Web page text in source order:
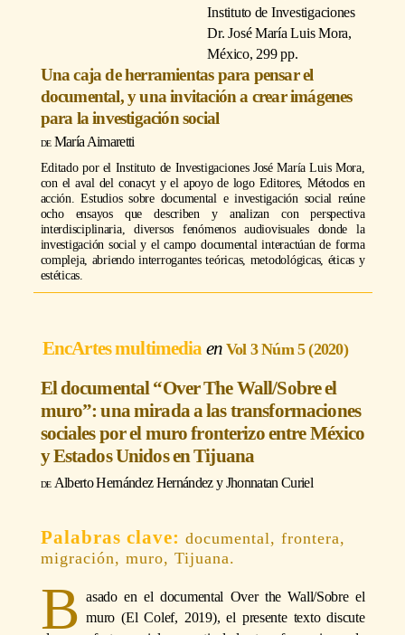
Instituto de Investigaciones
Dr. José María Luis Mora,
México, 299 pp.
Una caja de herramientas para pensar el
documental, y una invitación a crear imágenes
para la investigación social
María Aimaretti
Editado por el Instituto de Investigaciones José María Luis Mora,
con el aval del conacyt y el apoyo de logo Editores, Métodos en
acción. Estudios sobre documental e investigación social reúne
ocho ensayos que describen y analizan con perspectiva
interdisciplinaria, diversos fenómenos audiovisuales donde la
investigación social y el campo documental interactúan de forma
compleja, abriendo interrogantes teóricas, metodológicas, éticas y
estéticas.
EncArtes multimedia Vol 3 Núm 5 (2020)
El documental “Over The Wall/Sobre el
muro”: una mirada a las transformaciones
sociales por el muro fronterizo entre México
y Estados Unidos en Tijuana
Alberto Hernández HernándezyJhonnatan Curiel
documental, frontera,
migración, muro, Tijuana.
B asado en el documental Over the Wall/Sobre el
muro (El Colef, 2019), el presente texto discute